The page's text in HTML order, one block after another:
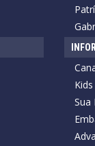
Sua